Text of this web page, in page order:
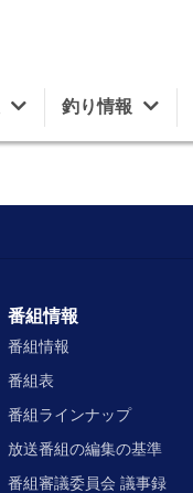
釣り情報
番組情報
番組情報
番組表
番組ラインナップ
放送番組の編集の基準
番組審議委員会 議事録